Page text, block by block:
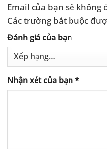
Email của bạn sẽ
Các trường bắt buộc
Đánh giá của bạn
Nhận xét của bạn*